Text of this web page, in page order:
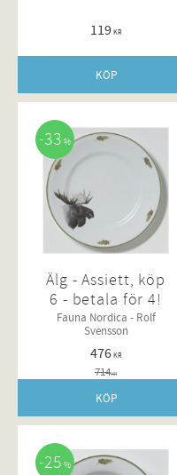
119KR
KÖP
Älg - Assiett, köp
6 - betala för 4!
Fauna Nordica - Rolf
Svensson
476KR
714KR
33 %
KÖP
25 %